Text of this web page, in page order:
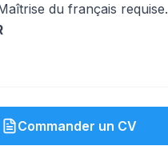
du français requise.
Commander un CV